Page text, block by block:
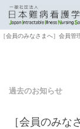
トップページ 過去
［会員のみなさまへ］会員
過去のお知らせ
［会員のみ